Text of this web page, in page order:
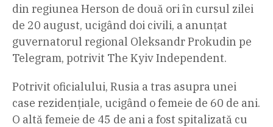
din regiunea Herson de două ori în cursul zilei
de 20 august, ucigând doi civili, a anunțat
guvernatorul regional Oleksandr Prokudin pe
Telegram, potrivit The Kyiv Independent.
Potrivit oficialului, Rusia a tras asupra unei
case rezidențiale, ucigând o femeie de 60 de ani.
O altă femeie de 45 de ani a fost spitalizată cu